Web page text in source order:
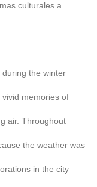
culturales a
the winter
memories of
air. Throughout
the weather was
in the city